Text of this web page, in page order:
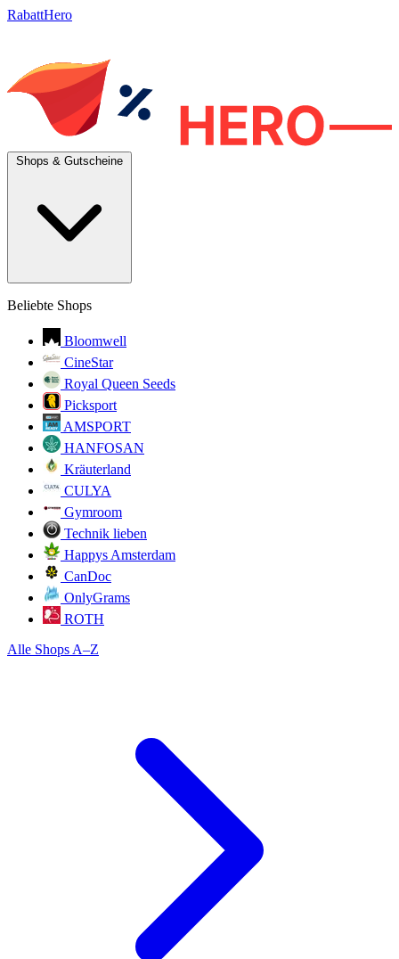
RabattHero
Beliebte Shops
Bloomwell
CineStar
Royal Queen Seeds
Picksport
AMSPORT
HANFOSAN
Kräuterland
CULYA
Gymroom
Technik lieben
Happys Amsterdam
CanDoc
OnlyGrams
ROTH
Alle Shops A–Z